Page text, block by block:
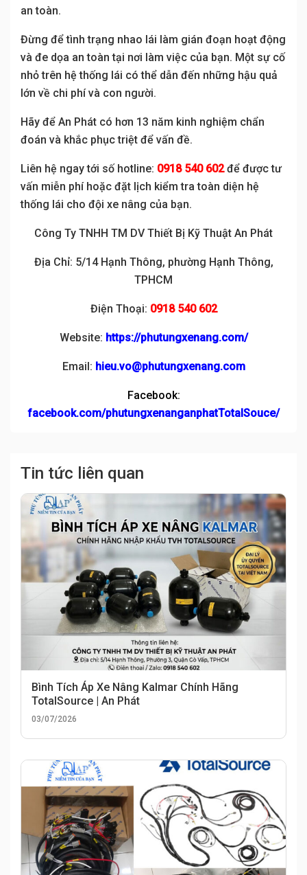
an toàn.
Đừng để tình trạng nhao lái làm gián đoạn hoạt động
và đe dọa an toàn tại nơi làm việc của bạn. Một sự cố
nhỏ trên hệ thống lái có thể dẫn đến những hậu quả
lớn về chi phí và con người.
Hãy để An Phát có hơn 13 năm kinh nghiệm chẩn
đoán và khắc phục triệt để vấn đề.
Liên hệ ngay tới số hotline: 0918 540 602để được tư
vấn miễn phí hoặc đặt lịch kiểm tra toàn diện hệ
thống lái cho đội xe nâng của bạn.
Công Ty TNHH TM DV Thiết Bị Kỹ Thuật An Phát
Địa Chỉ: 5/14 Hạnh Thông, phường Hạnh Thông,
TPHCM
Điện Thoại: 0918 540 602
Website: https://phutungxenang.com/
Email: hieu.vo@phutungxenang.com
Facebook:
facebook.com/phutungxenanganphatTotalSouce/
Tin tức liên quan
Bình Tích Áp Xe Nâng Kalmar Chính Hãng
TotalSource | An Phát
03/07/2026